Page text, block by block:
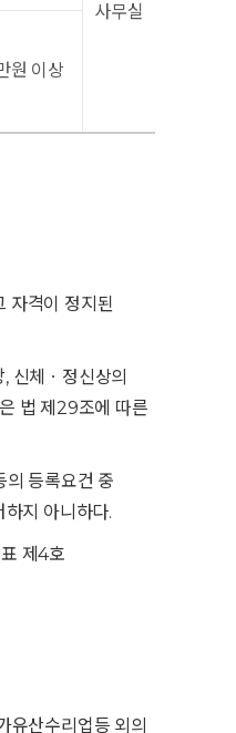
사무실
원 이상
자격이 정지된
신체ㆍ정신상의
법 제29조에 따른
의 등록요건 중
지 아니하다.
제4호
유산수리업등 외의